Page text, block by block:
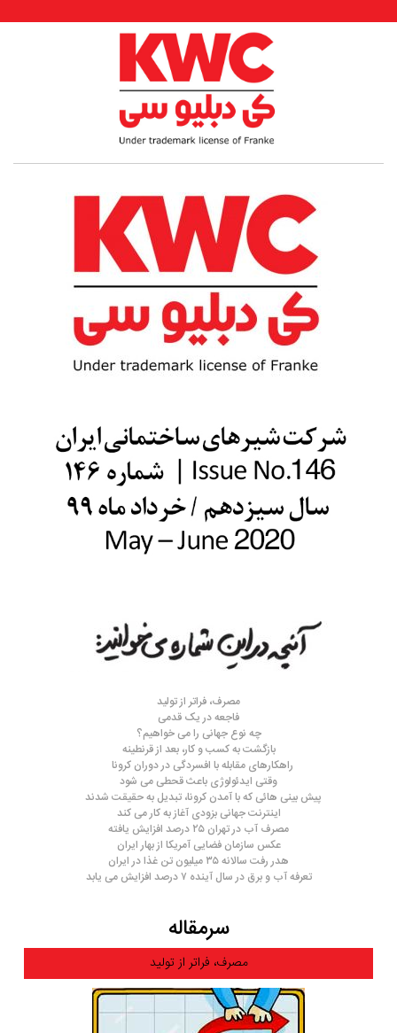
مصرف، فراتر از تولید
فاجعه در یک قدمی
چه نوع جهانی را می خواهیم؟
بازگشت به کسب و کار، بعد از قرنطینه
راهکارهای مقابله با افسردگی در دوران کرونا
وقتی ایدئولوژی باعث قحطی می شود
پیش بینی هائی که با آمدن کرونا، تبدیل به حقیقت شدند
اینترنت جهانی بزودی آغاز به کار می کند
مصرف آب در تهران ۲۵ درصد افزایش یافته
عکس سازمان فضایی آمریکا از بهار ایران
هدر رفت سالانه ۳۵ میلیون تن غذا در ایران
تعرفه آب و برق در سال آینده ۷ درصد افزایش می یابد
سرمقاله
مصرف، فراتر از تولید